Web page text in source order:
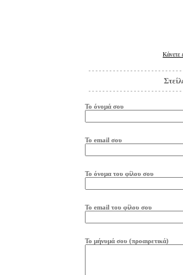
Κάνετε
Το όνομά σου
Το email σου
Το όνομα του φίλου σου
Το email του φίλου σου
Το μήνυμά σου (προαιρετικά)